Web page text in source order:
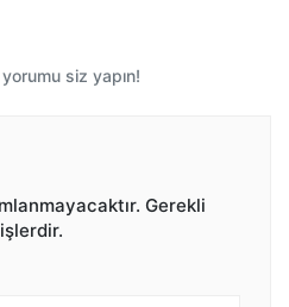
siz yapın!
Gerekli